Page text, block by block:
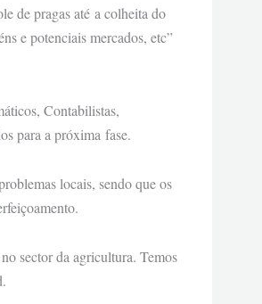
de pragas até a colheita do
e potenciais mercados, etc”
Contabilistas,
para a próxima fase.
locais, sendo que os
sector da agricultura. Temos